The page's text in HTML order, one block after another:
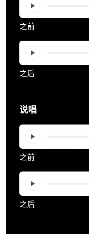
之前
之后
说唱
之前
之后